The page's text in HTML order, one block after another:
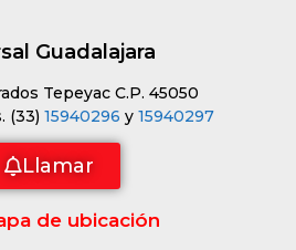
Guadalajara
Tepeyac C.P. 45050
(33) 15940296 y 15940297
Llamar
de ubicación